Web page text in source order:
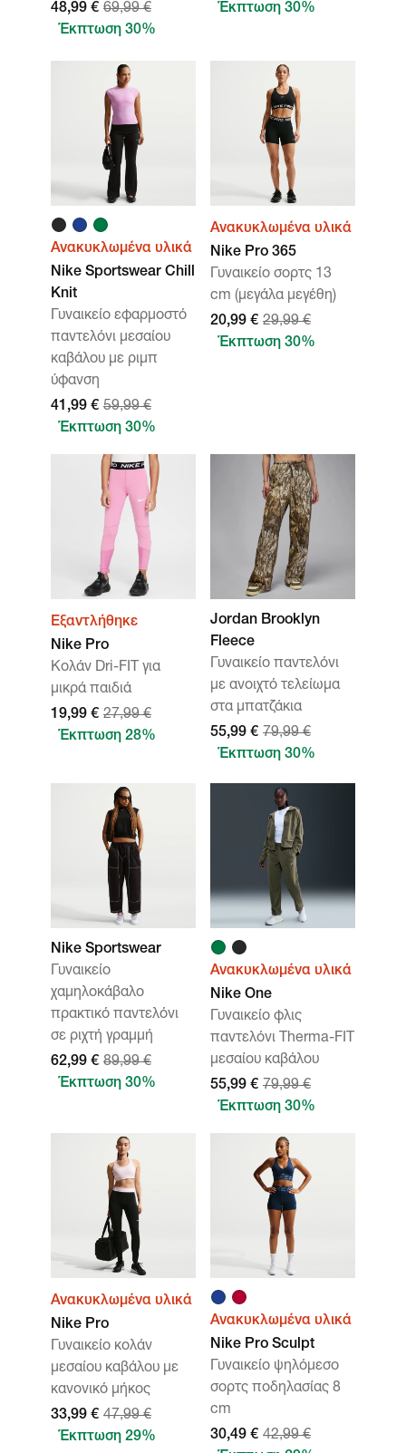
48,99 € 69,99 €
Έκπτωση 30%
Έκπτωση 30%
Ανακυκλωμένα υλικά
Nike Sportswear Chill
Knit
Γυναικείο εφαρμοστό
παντελόνι μεσαίου
καβάλου με ριμπ
ύφανση
41,99 € 59,99 €
Έκπτωση 30%
Ανακυκλωμένα υλικά
Nike Pro 365
Γυναικείο σορτς 13
cm (μεγάλα μεγέθη)
20,99 € 29,99 €
Έκπτωση 30%
Εξαντλήθηκε
Nike Pro
Κολάν Dri-FIT για
μικρά παιδιά
19,99 € 27,99 €
Έκπτωση 28%
Jordan Brooklyn
Fleece
Γυναικείο παντελόνι
με ανοιχτό τελείωμα
στα μπατζάκια
55,99 € 79,99 €
Έκπτωση 30%
Nike Sportswear
Γυναικείο
χαμηλοκάβαλο
πρακτικό παντελόνι
σε ριχτή γραμμή
62,99 € 89,99 €
Έκπτωση 30%
Ανακυκλωμένα υλικά
Nike One
Γυναικείο φλις
παντελόνι Therma-FIT
μεσαίου καβάλου
55,99 € 79,99 €
Έκπτωση 30%
Ανακυκλωμένα υλικά
Nike Pro
Γυναικείο κολάν
μεσαίου καβάλου με
κανονικό μήκος
33,99 € 47,99 €
Έκπτωση 29%
Ανακυκλωμένα υλικά
Nike Pro Sculpt
Γυναικείο ψηλόμεσο
σορτς ποδηλασίας 8
cm
30,49 € 42,99 €